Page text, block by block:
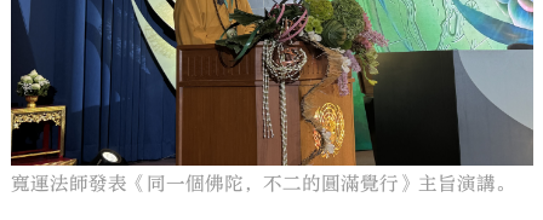
寬運法師發表《同一個佛陀，不二的圓滿覺行》主旨演講。